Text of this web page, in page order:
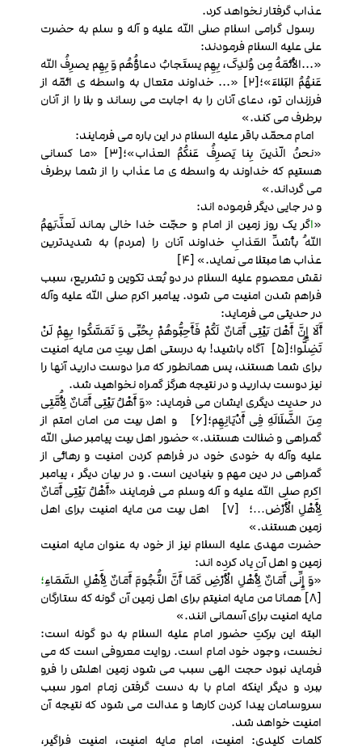
عذاب گرفتار نخواهد کرد.
رسول گرامی اسلام صلی الله علیه و آله و سلم به حضرت
علی علیه السلام فرمودند:
«...الأئمَهُ مِن وُلدِکَ، بِهِم یستَجابُ دعاؤُهُم وَ بِهِم یصرِفُ الله
عَنهُمُ البَلاءَ»؛[2] «... خداوند متعال به واسطه ی ائمّه از
فرزندان تو، دعای آنان را به اجابت می رساند و بلا را از آنان
برطرف می کند.»
امام محمّد باقر علیه السلام در این باره می فرمایند:
«نحنُ الّذینَ بِنا یَصرِفُ عَنکُمُ العذاب»؛[3] «ما کسانی
هستیم که خداوند به واسطه ی ما عذاب را از شما برطرف
می گرداند.»
و در جایی دیگر فرموده اند:
«اگر یک روز زمین از امام و حجّت خدا خالی بماند لَعذَّبَهمُ
اللهُ بأشدِّ العَذابِ خداوند آنان را (مردم) به شدیدترین
عذاب ها مبتلا می نماید.» [4]
نقش معصوم علیه السلام در دو بُعد تکوین و تشریع، سبب
فراهم شدن امنیت می شود. پیامبر اکرم صلی الله علیه وآله
در حدیثی می فرماید:
أَلَا إِنَّ أَهْلَ بَیْتِی أَمَانٌ لَکُمْ فَأَحِبُّوهُمْ بِحُبِّی وَ تَمَسَّکُوا بِهِمْ لَنْ
تَضِلُّوا؛[5] آگاه باشید! به درستی اهل بیتِ من مایه امنیت
برای شما هستند، پس همانطور که مرا دوست دارید آنها را
نیز دوست بدارید و در نتیجه هرگز گمراه نخواهید شد.
در حدیث دیگری ایشان می فرماید: «وَ أَهْلُ بَیْتِی أَمَانٌ لِأُمَّتِی
مِنَ الضَّلَالَهِ فِی أَدْیَانِهِم؛[6] و اهل بیت من امان امتم از
گمراهی و ضلالت هستند.» حضور اهل بیت پیامبر صلی الله
علیه وآله به خودی خود در فراهم کردن امنیت و رهائی از
گمراهی در دین مهم و بنیادین است. و در بیان دیگر ، پیامبر
اکرم صلی الله علیه و آله وسلم می فرمایند «أَهْلُ بَیْتِی أَمَانٌ
لِأَهْلِ الْأَرْض…؛ [7] اهل بیت من مایه امنیت برای اهل
زمین هستند.»
حضرت مهدی علیه السلام نیز از خود به عنوان مایه امنیت
زمین و اهل آن یاد کرده اند:
«وَ إِنِّی أَمَانٌ لِأَهْلِ الْأَرْضِ کَمَا أَنَّ النُّجُومَ أَمَانٌ لِأَهْلِ السَّمَاءِ؛
[8] همانا من مایه امنیتم برای اهل زمین آن گونه که ستارگان
مایه امنیت برای آسمانی انند.»
البته این برکتِ حضور امام علیه السلام به دو گونه است:
نخست، وجود خود امام است. روایت معروفی است که می
فرماید نبود حجت الهی سبب می شود زمین اهلش را فرو
ببرد و دیگر اینکه امام با به دست گرفتن زمام امور سبب
سروسامان پیدا کردن کارها و عدالت می شود که نتیجه آن
امنیت خواهد شد.
کلمات کلیدی: امنیت، امام مایه امنیت، امنیت فراگیر،